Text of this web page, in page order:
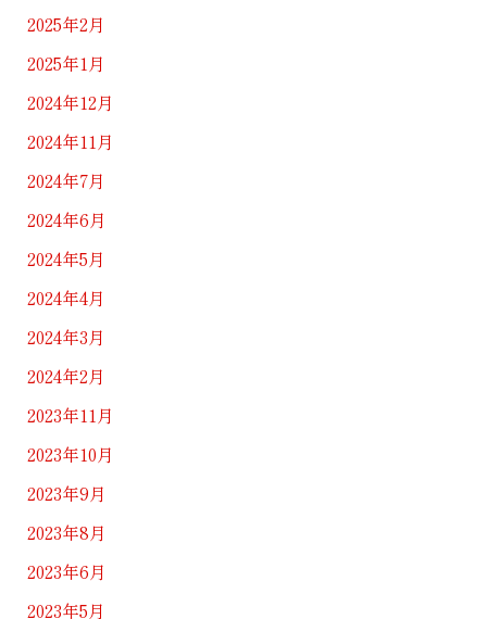
2025年2月
2025年1月
2024年12月
2024年11月
2024年7月
2024年6月
2024年5月
2024年4月
2024年3月
2024年2月
2023年11月
2023年10月
2023年9月
2023年8月
2023年6月
2023年5月